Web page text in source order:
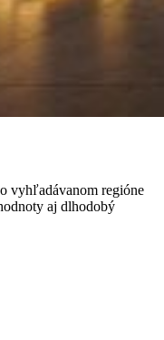
vyhľadávanom regióne
aj dlhodobý